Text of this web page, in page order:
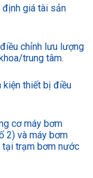
định giá tài sản
chỉnh lưu lượng
trung tâm.
kiện thiết bị điều
cơ máy bơm
2) và máy bơm
tại trạm bơm nước